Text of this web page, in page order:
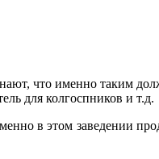
что именно таким
для колгоспников и т.д.
в этом заведении